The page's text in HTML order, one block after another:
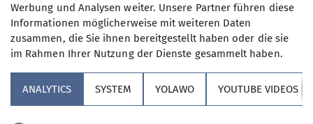
Technik
Organisation
Jörg Reinhold
Werbung und Analysen weiter. Unsere Partner führen diese
Informationen möglicherweise mit weiteren Daten
zusammen, die Sie ihnen bereitgestellt haben oder die sie
im Rahmen Ihrer Nutzung der Dienste gesammelt haben.
ANALYTICS SYSTEM YOLAWO YOUTUBE VIDEOS